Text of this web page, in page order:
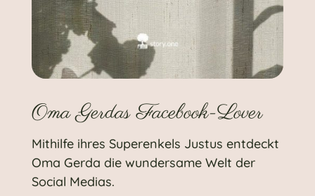
Oma Gerdas Facebook-Lover
Mithilfe ihres Superenkels Justus entdeckt
Oma Gerda die wundersame Welt der
Social Medias.